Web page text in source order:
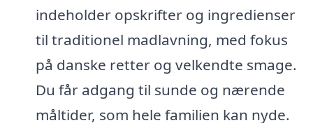
indeholder opskrifter og ingredienser
til traditionel madlavning, med fokus
på danske retter og velkendte smage.
Du får adgang til sunde og nærende
måltider, som hele familien kan nyde.